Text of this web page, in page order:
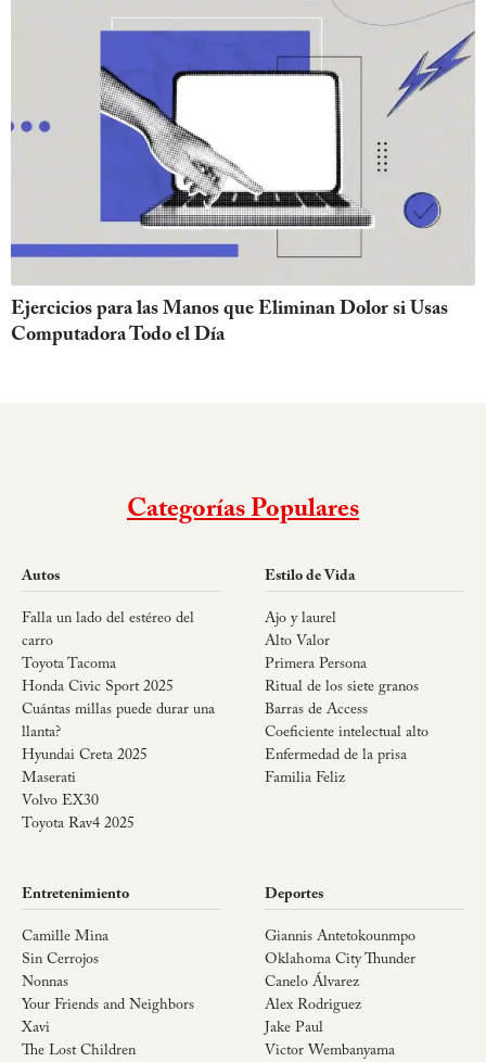
Ejercicios para las Manos que Eliminan Dolor si Usas
Computadora Todo el Día
Categorías Populares
Autos
Falla un lado del estéreo del
carro
Toyota Tacoma
Honda Civic Sport 2025
Cuántas millas puede durar una
llanta?
Hyundai Creta 2025
Maserati
Volvo EX30
Toyota Rav4 2025
Estilo de Vida
Ajo y laurel
Alto Valor
Primera Persona
Ritual de los siete granos
Barras de Access
Coeficiente intelectual alto
Enfermedad de la prisa
Familia Feliz
Entretenimiento
Camille Mina
Sin Cerrojos
Nonnas
Your Friends and Neighbors
Xavi
The Lost Children
Deportes
Giannis Antetokounmpo
Oklahoma City Thunder
Canelo Álvarez
Alex Rodriguez
Jake Paul
Victor Wembanyama